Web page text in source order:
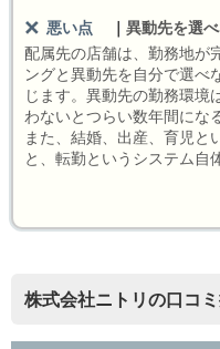
悪い点
異動先を選
配属先の店舗は、勤務地が
ングと異動先を自分で選べ
じます。異動先の勤務環境
わないとつらい数年間にな
また、結婚、出産、育児と
と、転勤というシステム自
株式会社ニトリの口コ